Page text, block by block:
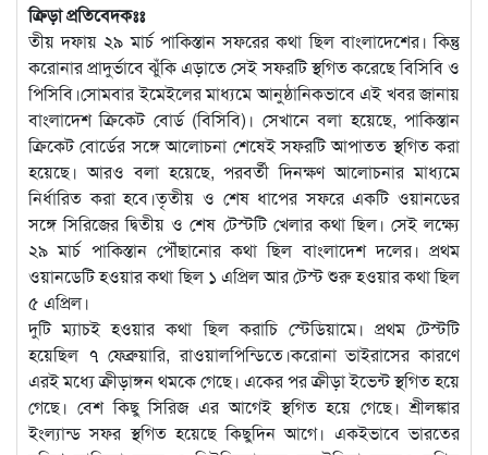
ক্রিড়া প্রতিবেদকঃঃ
তীয় দফায় ২৯ মার্চ পাকিস্তান সফরের কথা ছিল বাংলাদেশের। কিন্তু
করোনার প্রাদুর্ভাবে ঝুঁকি এড়াতে সেই সফরটি স্থগিত করেছে বিসিবি ও
পিসিবি।সোমবার ইমেইলের মাধ্যমে আনুষ্ঠানিকভাবে এই খবর জানায়
বাংলাদেশ ক্রিকেট বোর্ড (বিসিবি)। সেখানে বলা হয়েছে, পাকিস্তান
ক্রিকেট বোর্ডের সঙ্গে আলোচনা শেষেই সফরটি আপাতত স্থগিত করা
হয়েছে। আরও বলা হয়েছে, পরবর্তী দিনক্ষণ আলোচনার মাধ্যমে
নির্ধারিত করা হবে।তৃতীয় ও শেষ ধাপের সফরে একটি ওয়ানডের
সঙ্গে সিরিজের দ্বিতীয় ও শেষ টেস্টটি খেলার কথা ছিল। সেই লক্ষ্যে
২৯ মার্চ পাকিস্তান পৌঁছানোর কথা ছিল বাংলাদেশ দলের। প্রথম
ওয়ানডেটি হওয়ার কথা ছিল ১ এপ্রিল আর টেস্ট শুরু হওয়ার কথা ছিল
৫ এপ্রিল।
দুটি ম্যাচই হওয়ার কথা ছিল করাচি স্টেডিয়ামে। প্রথম টেস্টটি
হয়েছিল ৭ ফেব্রুয়ারি, রাওয়ালপিন্ডিতে।করোনা ভাইরাসের কারণে
এরই মধ্যে ক্রীড়াঙ্গন থমকে গেছে। একের পর ক্রীড়া ইভেন্ট স্থগিত হয়ে
গেছে। বেশ কিছু সিরিজ এর আগেই স্থগিত হয়ে গেছে। শ্রীলঙ্কার
ইংল্যান্ড সফর স্থগিত হয়েছে কিছুদিন আগে। একইভাবে ভারতের